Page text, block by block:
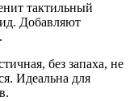
тактильный
Добавляют
без запаха, не
Идеальна для